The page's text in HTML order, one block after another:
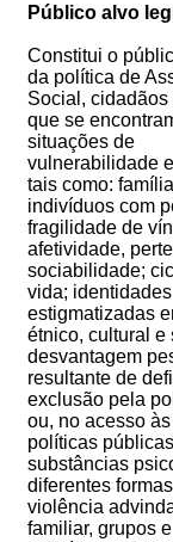
Público alvo
Constitui o
da política de
Social, cidadãos
que se
situações de
vulnerabilidade
tais como:
indivíduos com
fragilidade de
afetividade,
sociabilidade;
vida; identidades
estigmatizadas
étnico, cultural e
desvantagem
resultante de
exclusão pela
ou, no acesso
políticas
substâncias
diferentes
violência
familiar, grupos e